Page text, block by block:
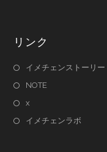
リンク
イメチェンストーリー
NOTE
x
イメチェンラボ